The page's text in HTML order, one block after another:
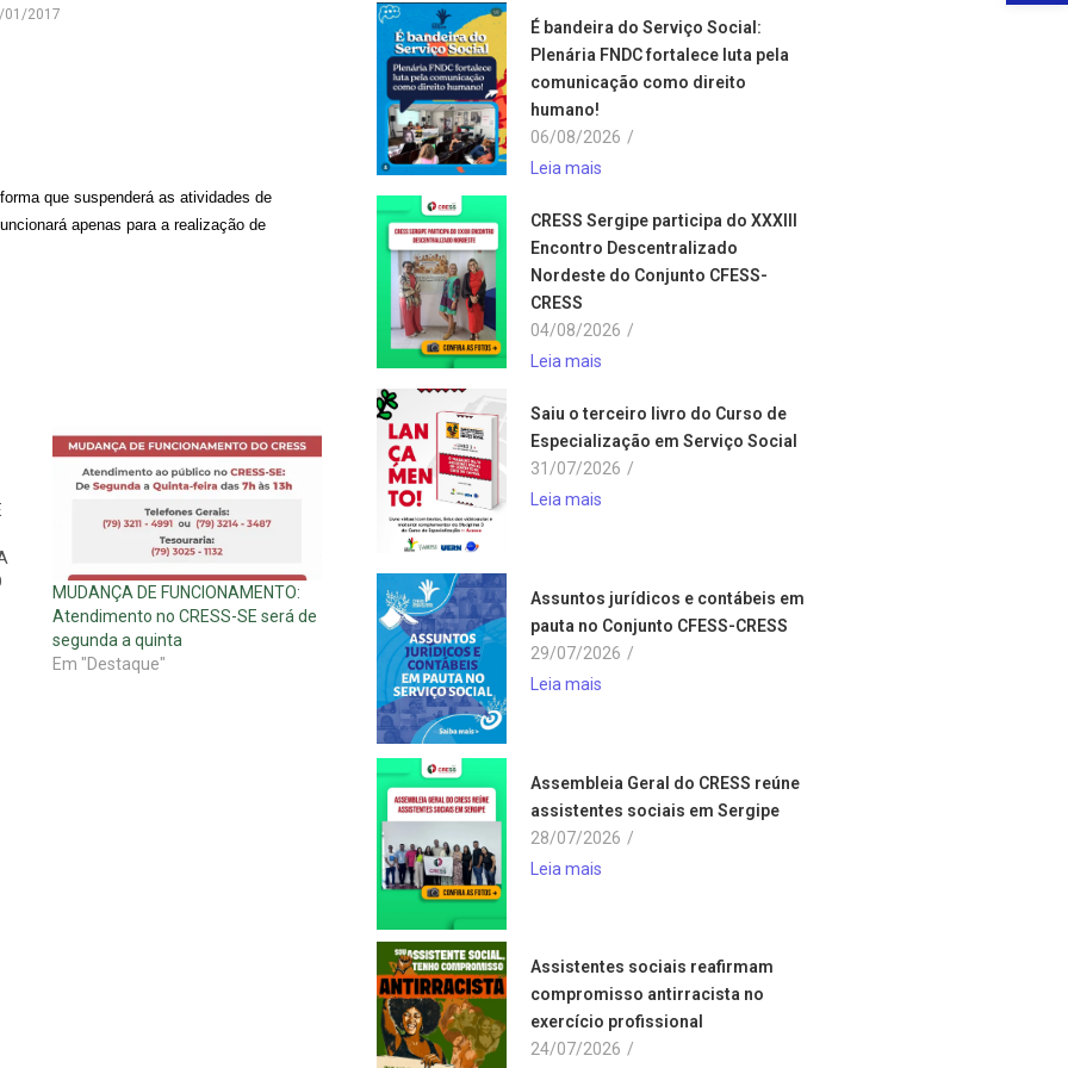
01/2017
que suspenderá as atividades de
apenas para a realização de
MUDANÇA DE FUNCIONAMENTO:
Atendimento no CRESS-SE será de
segunda a quinta
Em "Destaque"
É bandeira do Serviço Social:
Plenária FNDC fortalece luta pela
comunicação como direito
humano!
06/08/2026 /
Leia mais
CRESS Sergipe participa do XXXIII
Encontro Descentralizado
Nordeste do Conjunto CFESS-
CRESS
04/08/2026 /
Leia mais
Saiu o terceiro livro do Curso de
Especialização em Serviço Social
31/07/2026 /
Leia mais
Assuntos jurídicos e contábeis em
pauta no Conjunto CFESS-CRESS
29/07/2026 /
Leia mais
Assembleia Geral do CRESS reúne
assistentes sociais em Sergipe
28/07/2026 /
Leia mais
Assistentes sociais reafirmam
compromisso antirracista no
exercício profissional
24/07/2026 /